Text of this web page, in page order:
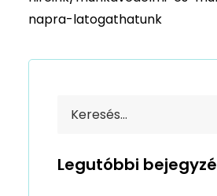
napra-latogathatunk
Legutóbbi